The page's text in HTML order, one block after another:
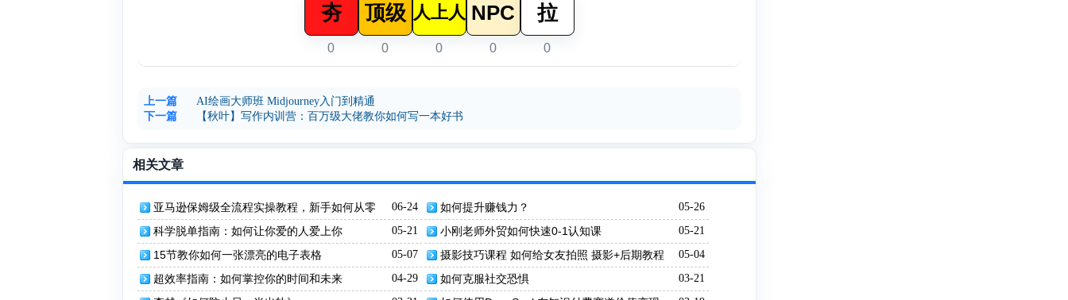
夯
0
顶级
0
人上人
0
NPC
0
拉
0
上一篇
AI绘画大师班 Midjourney入门到精通
下一篇
【秋叶】写作内训营：百万级大佬教你如何写一本好书
相关文章
06-24
亚马逊保姆级全流程实操教程，新手如何从零
打造月入1W美金电商事业
05-26
如何提升赚钱力？
05-21
科学脱单指南：如何让你爱的人爱上你 05-21
小刚老师外贸如何快速0-1认知课
05-07
15节教你如何一张漂亮的电子表格 05-04
摄影技巧课程 如何给女友拍照 摄影+后期教程
04-29
超效率指南：如何掌控你的时间和未来 03-21
如何克服社交恐惧